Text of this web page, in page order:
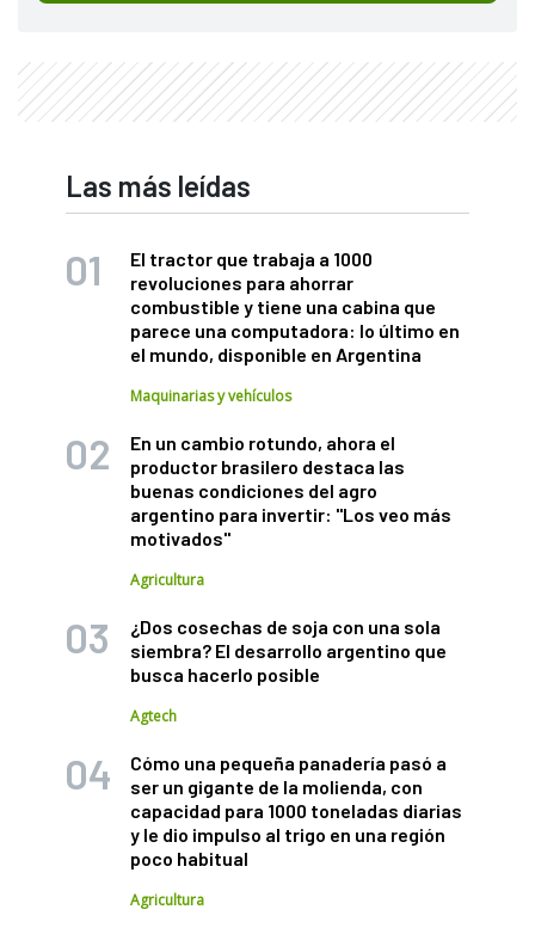
Las más leídas
El tractor que trabaja a 1000
revoluciones para ahorrar
combustible y tiene una cabina que
parece una computadora: lo último en
el mundo, disponible en Argentina
Maquinarias y vehículos
En un cambio rotundo, ahora el
productor brasilero destaca las
buenas condiciones del agro
argentino para invertir: "Los veo más
motivados"
Agricultura
¿Dos cosechas de soja con una sola
siembra? El desarrollo argentino que
busca hacerlo posible
Agtech
Cómo una pequeña panadería pasó a
ser un gigante de la molienda, con
capacidad para 1000 toneladas diarias
y le dio impulso al trigo en una región
poco habitual
Agricultura